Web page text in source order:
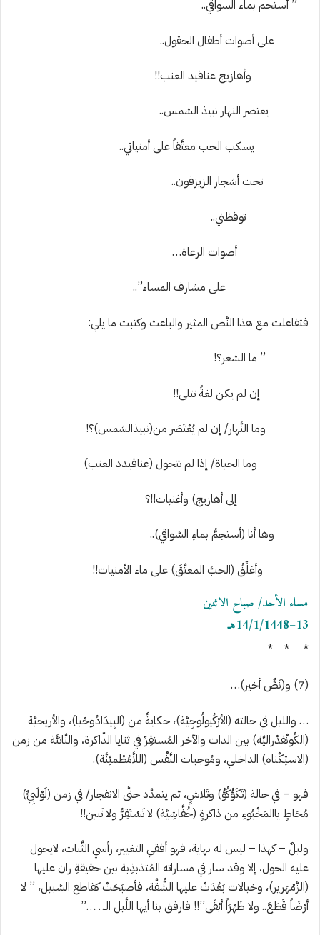
” أستحم بماء السواقي..
على أصوات أطفال الحقول..
وأهازيج عناقيد العنب!!
يعتصر النهار نبيذ الشمس..
يسكب الحب معتقاً على أمنياتي..
تحت أشجار الزيزفون..
توقظني..
أصوات الرعاة…
على مشارف المساء”..
فتفاعلت مع هذا النَّص المثير والباعث وكتبت ما يلي:
” ما الشعر؟!
إن لم يكن لغةً تتلى!!
وما النَّهار/ إن لميُعْتَصَر من(نبيذالشمس)؟!
وما الحياة/ إذا لم تتحول (عناقيدد العنب)
إلى أهازيج) وأغنيات!!؟
وها أنا (أستحِمُّ بماءِ السَّواقي)..
وأعَلِّقُ (الحبَّ المعتَّقَ) على ماء الأمنيات!!
مساء الأحد/ صباح الاثنين
13
–
14/1/1448هـ
* * *
(
7
) و(نَصٌّ أخير)…
… والليل في حالته (الأرْكُيولُوجِيَّة)، حكايةٌ من (البِيدَادُوجْيا)، والأريحيَّة
(الكُونْفدْراليَّة) بين الذات والآخر المُستقِرِّ في ثنايا الذّاكرة، والنَّاتئَة من زمن
(الاستِكْناه) الداخلي، ومُوجبات النَّفْس (اللاَّمُطْمئِنَّة).
فهو – في حالة (تَكَؤْكُؤْ) وتَلاشٍ، ثم يتمدَّد حتَّى الانفجار/ في زمن (لَوْلَبِيٍّ)
مُحَاطٍ ياالمَخْبُوءِ من ذاكرةٍ (خُفَّاشِيَّة) لا تسْتَقرُّ ولا تَبين!!
وليلٌ –كهذا – ليس له نهاية، فهو أفقي التغيير، رأسي الثَّبات، لايحول
عليه الحول، إلا وقد سار في مساراته المُتذبذِبة بين حقيقةِ ران عليها
(الزَّمْهَرير)، وخيالات بَعُدَتْ عليها الشُّقَّة، فأصبَحَتْ كقاطع السَّبيل، ” لا
أرْضَاً قَطَعَ.. ولا ظَهْرَاً أبْقَى”!! فارفق بنا أيها اللَّيل الـ……”